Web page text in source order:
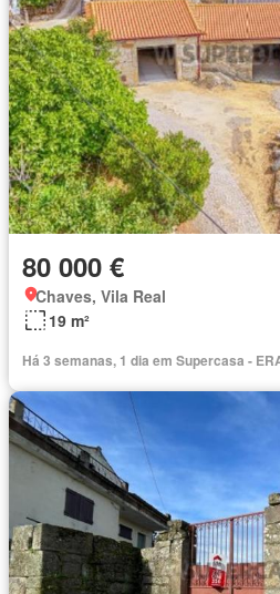
80 000 €
Chaves, Vila Real
19 m²
Há 3 semanas, 1 dia em Supercasa -